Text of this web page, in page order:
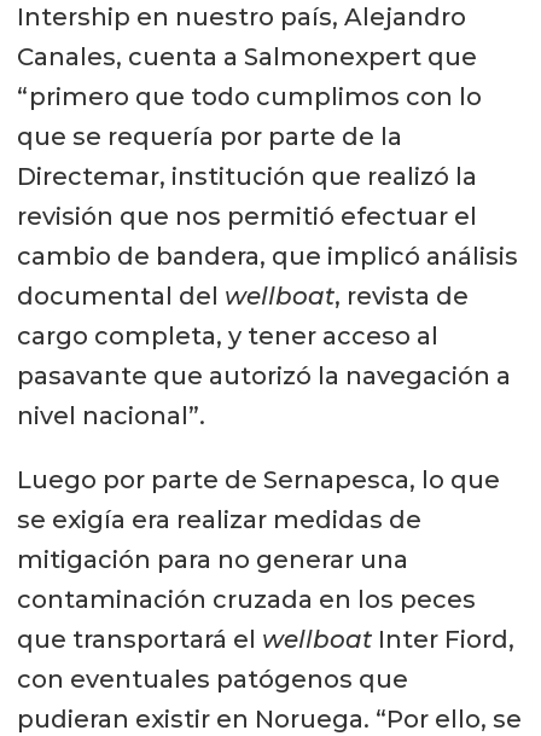
Intership en nuestro país, Alejandro
Canales, cuenta a Salmonexpert que
“primero que todo cumplimos con lo
que se requería por parte de la
Directemar, institución que realizó la
revisión que nos permitió efectuar el
cambio de bandera, que implicó análisis
documental del wellboat, revista de
cargo completa, y tener acceso al
pasavante que autorizó la navegación a
nivel nacional”.
Luego por parte de Sernapesca, lo que
se exigía era realizar medidas de
mitigación para no generar una
contaminación cruzada en los peces
que transportará el wellboatInter Fiord,
con eventuales patógenos que
pudieran existir en Noruega. “Por ello, se